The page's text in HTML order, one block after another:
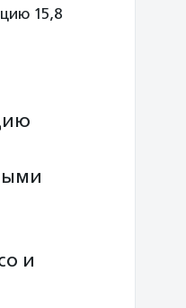
15,8
и